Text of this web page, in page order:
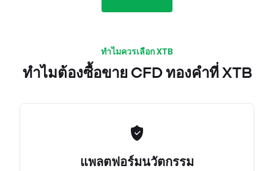
ทำไมควรเลือก XTB
ทำไมต้องซื้อขาย CFD ทองคำที่ XTB
แพลตฟอร์มนวัตกรรม